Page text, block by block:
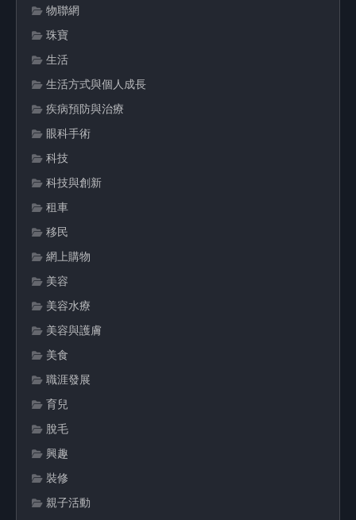
物聯網
珠寶
生活
生活方式與個人成長
疾病預防與治療
眼科手術
科技
科技與創新
租車
移民
網上購物
美容
美容水療
美容與護膚
美食
職涯發展
育兒
脫毛
興趣
裝修
親子活動